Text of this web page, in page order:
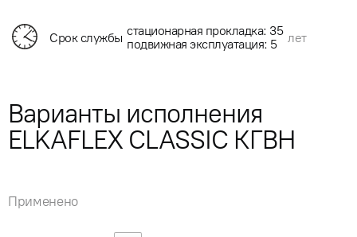
Срок службы стационарная прокладка: 35
подвижная эксплуатация: 5
лет
Варианты исполнения
ELKAFLEX CLASSIC КГВН
Применено